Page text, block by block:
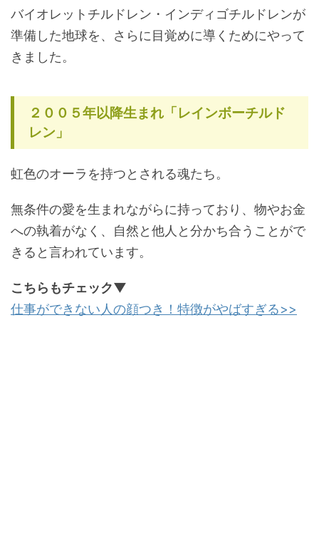
バイオレットチルドレン・インディゴチルドレンが
準備した地球を、さらに目覚めに導くためにやって
きました。
２００５年以降生まれ「レインボーチルド
レン」
虹色のオーラを持つとされる魂たち。
無条件の愛を生まれながらに持っており、物やお金
への執着がなく、自然と他人と分かち合うことがで
きると言われています。
こちらもチェック▼
仕事ができない人の顔つき！特徴がやばすぎる>>